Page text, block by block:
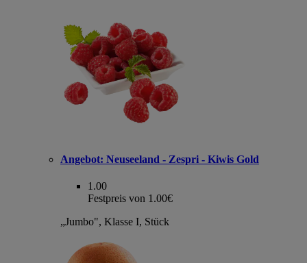
Angebot: Neuseeland - Zespri - Kiwis Gold
1.00
Festpreis von 1.00€
„Jumbo", Klasse I, Stück